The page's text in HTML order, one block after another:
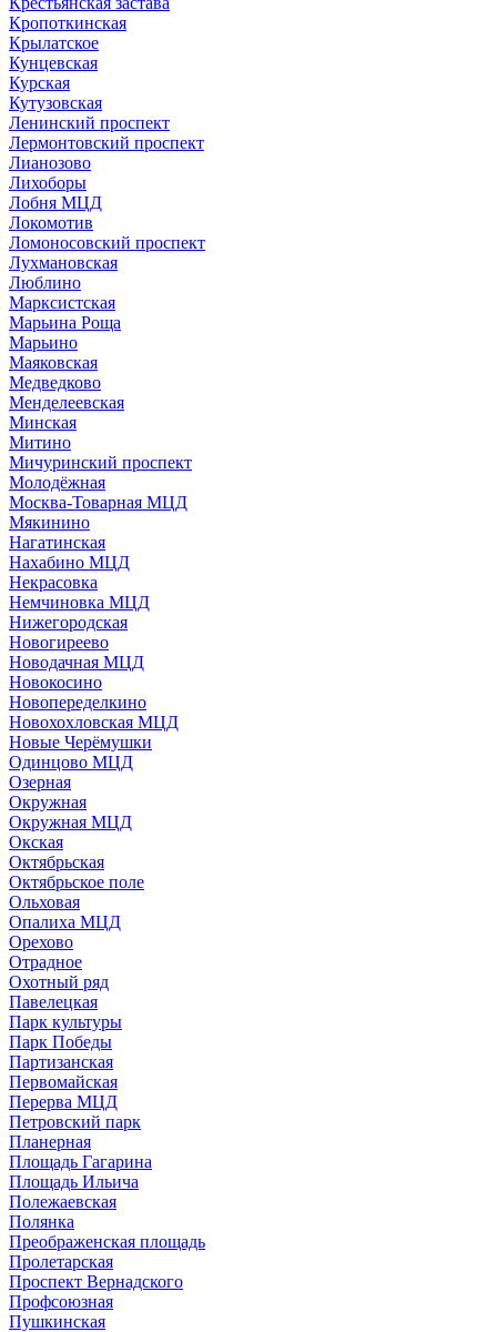
Кропоткинская
Крылатское
Кунцевская
Курская
Кутузовская
Ленинский проспект
Лермонтовский проспект
Лианозово
Лихоборы
Лобня МЦД
Локомотив
Ломоносовский проспект
Лухмановская
Люблино
Марксистская
Марьина Роща
Марьино
Маяковская
Медведково
Менделеевская
Минская
Митино
Мичуринский проспект
Молодёжная
Москва-Товарная МЦД
Мякинино
Нагатинская
Нахабино МЦД
Некрасовка
Немчиновка МЦД
Нижегородская
Новогиреево
Новодачная МЦД
Новокосино
Новопеределкино
Новохохловская МЦД
Новые Черёмушки
Одинцово МЦД
Озерная
Окружная
Окружная МЦД
Окская
Октябрьская
Октябрьское поле
Ольховая
Опалиха МЦД
Орехово
Отрадное
Охотный ряд
Павелецкая
Парк культуры
Парк Победы
Партизанская
Первомайская
Перерва МЦД
Петровский парк
Планерная
Площадь Гагарина
Площадь Ильича
Полежаевская
Полянка
Преображенская площадь
Пролетарская
Проспект Вернадского
Профсоюзная
Пушкинская